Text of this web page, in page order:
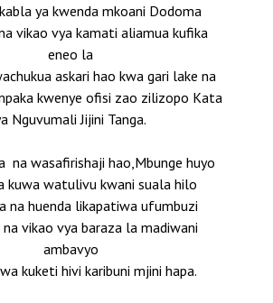
ya kwenda mkoani Dodoma
vikao vya kamati aliamua kufika
eneo la
askari hao kwa gari lake na
kwenye ofisi zao zilizopo Kata
Nguvumali Jijini Tanga.
na wasafirishaji hao,Mbunge huyo
kuwa watulivu kwani suala hilo
na huenda likapatiwa ufumbuzi
vikao vya baraza la madiwani
ambavyo
kuketi hivi karibuni mjini hapa.